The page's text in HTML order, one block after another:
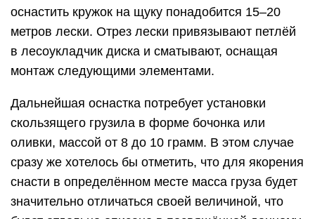
оснастить кружок на щуку понадобится 15–20
метров лески. Отрез лески привязывают петлёй
в лесоукладчик диска и сматывают, оснащая
монтаж следующими элементами.
Дальнейшая оснастка потребует установки
скользящего грузила в форме бочонка или
оливки, массой от 8 до 10 грамм. В этом случае
сразу же хотелось бы отметить, что для якорения
снасти в определённом месте масса груза будет
значительно отличаться своей величиной, что